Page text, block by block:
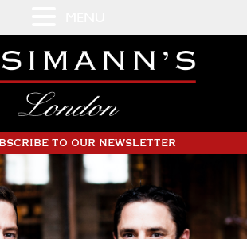
TO OUR NEWSLETTER